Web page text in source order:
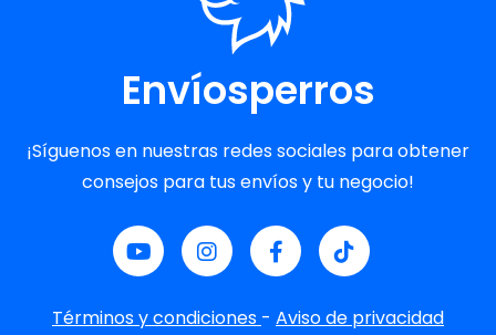
Envíosperros
¡Síguenos en nuestras redes sociales para obtener
consejos para tus envíos y tu negocio!
Términos y condiciones - Aviso de privacidad